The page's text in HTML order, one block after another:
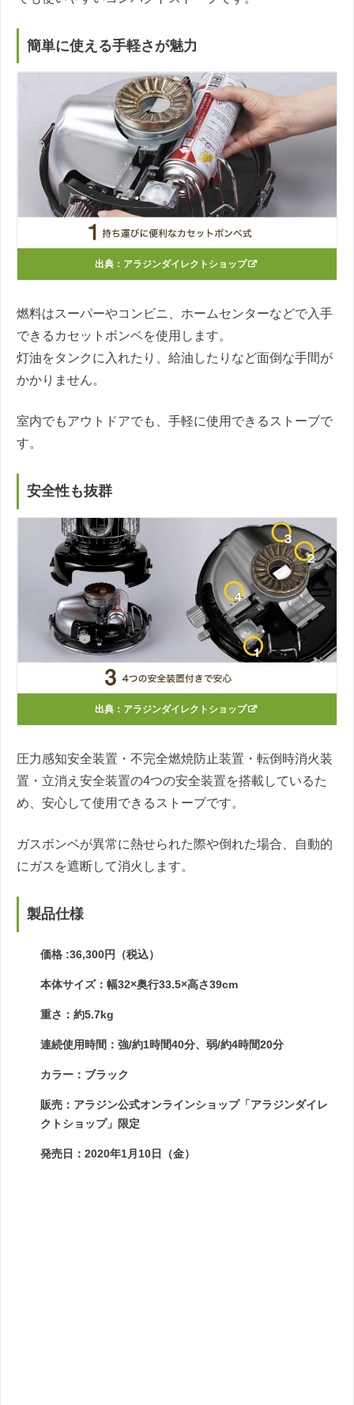
簡単に使える手軽さが魅力
出典： アラジンダイレクトショップ
燃料はスーパーやコンビニ、ホームセンターなどで入手
できるカセットボンベを使用します。
灯油をタンクに入れたり、給油したりなど面倒な手間が
かかりません。
室内でもアウトドアでも、手軽に使用できるストーブで
す。
安全性も抜群
出典： アラジンダイレクトショップ
圧力感知安全装置・不完全燃焼防止装置・転倒時消火装
置・立消え安全装置の4つの安全装置を搭載しているた
め、安心して使用できるストーブです。
ガスボンベが異常に熱せられた際や倒れた場合、自動的
にガスを遮断して消火します。
製品仕様
価格 :36,300円（税込）
本体サイズ：幅32×奥行33.5×高さ39cm
重さ：約5.7kg
連続使用時間：強/約1時間40分、弱/約4時間20分
カラー：ブラック
販売：アラジン公式オンラインショップ「アラジンダイレ
クトショップ」限定
発売日：2020年1月10日（金）